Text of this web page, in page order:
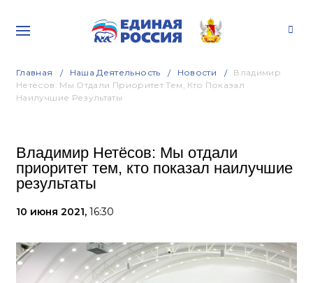
Главная Наша Деятельность Новости
Владимир
Нетёсов: Мы Отдали Приоритет Тем, Кто Показал
Наилучшие Результаты
Владимир Нетёсов: Мы отдали
приоритет тем, кто показал наилучшие
результаты
10 июня 2021, 16:30